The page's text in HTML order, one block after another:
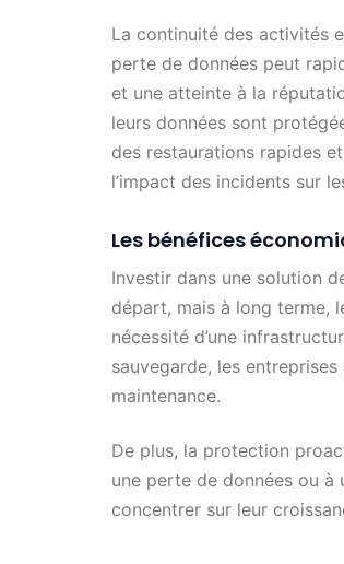
La continuité des activités
perte de données peut
et une atteinte à la
leurs données sont
des restaurations rapides
l’impact des incidents sur
Les bénéfices
Investir dans une solution
départ, mais à long terme,
nécessité d’une
sauvegarde, les
maintenance.
De plus, la protection
une perte de données ou à
concentrer sur leur